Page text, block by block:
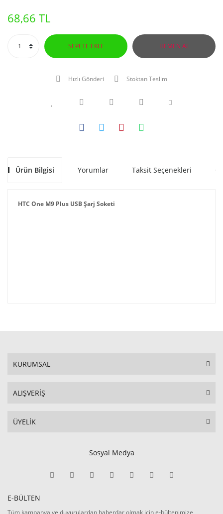
68,66 TL
SEPETE EKLE HEMEN AL
Hızlı Gönderi Stoktan Teslim
Ürün Bilgisi Yorumlar Taksit Seçenekleri
HTC One M9 Plus USB Şarj Soketi
KURUMSAL
ALIŞVERİŞ
ÜYELİK
Sosyal Medya
E-BÜLTEN
Tüm kampanya ve duyurulardan haberdar olmak için e-bültenimize